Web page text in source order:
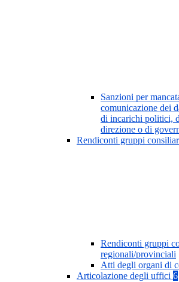
Sanzioni per
comunicazione dei
di incarichi politici,
direzione o di
Rendiconti gruppi
Rendiconti gruppi
regionali/provinciali
Atti degli organi di
Articolazione degli uffici 6